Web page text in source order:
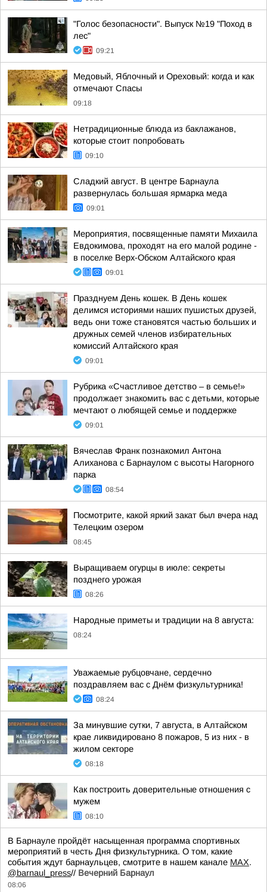
"Голос безопасности". Выпуск №19 "Поход в
лес"
09:21
Медовый, Яблочный и Ореховый: когда и как
отмечают Спасы
09:18
Нетрадиционные блюда из баклажанов,
которые стоит попробовать
09:10
Сладкий август. В центре Барнаула
развернулась большая ярмарка меда
09:01
Мероприятия, посвященные памяти Михаила
Евдокимова, проходят на его малой родине -
в поселке Верх-Обском Алтайского края
09:01
Празднуем День кошек. В День кошек
делимся историями наших пушистых друзей,
ведь они тоже становятся частью больших и
дружных семей членов избирательных
комиссий Алтайского края
09:01
Рубрика «Счастливое детство – в семье!»
продолжает знакомить вас с детьми, которые
мечтают о любящей семье и поддержке
09:01
Вячеслав Франк познакомил Антона
Алиханова с Барнаулом с высоты Нагорного
парка
08:54
Посмотрите, какой яркий закат был вчера над
Телецким озером
08:45
Выращиваем огурцы в июле: секреты
позднего урожая
08:26
Народные приметы и традиции на 8 августа:
08:24
Уважаемые рубцовчане, сердечно
поздравляем вас с Днём физкультурника!
08:24
За минувшие сутки, 7 августа, в Алтайском
крае ликвидировано 8 пожаров, 5 из них - в
жилом секторе
08:18
Как построить доверительные отношения с
мужем
08:10
В Барнауле пройдёт насыщенная программа спортивных
мероприятий в честь Дня физкультурника. О том, какие
события ждут барнаульцев, смотрите в нашем канале МАХ.
@barnaul_press// Вечерний Барнаул
08:06